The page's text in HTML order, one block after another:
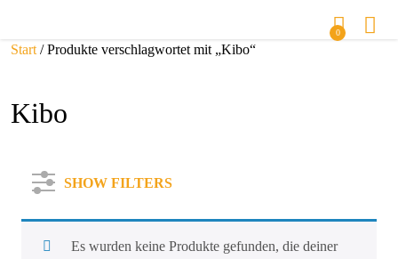
0
Start / Produkte verschlagwortet mit „Kibo“
Kibo
SHOW FILTERS
Es wurden keine Produkte gefunden, die deiner